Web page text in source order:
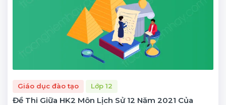
Giáo dục đào tạo Lớp 12
Đề Thi Giữa HK2 Môn Lịch Sử 12 Năm 2021 Của